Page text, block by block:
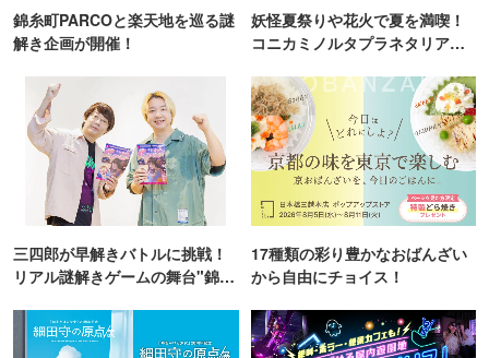
錦糸町PARCOと楽天地を巡る謎
解き企画が開催！
妖怪夏祭りや花火で夏を満喫！
コニカミノルタプラネタリア
三四郎が早解きバトルに挑戦！
リアル謎解きゲームの舞台"錦糸
17種類の彩り豊かなおばんざい
から自由にチョイス！